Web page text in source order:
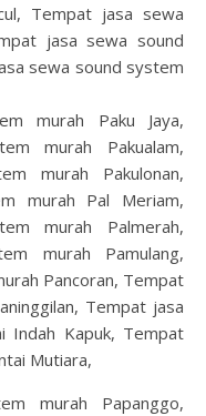
Tempat jasa sewa
jasa sewa sound
sewa sound system
murah Paku Jaya,
murah Pakualam,
murah Pakulonan,
murah Pal Meriam,
murah Palmerah,
murah Pamulang,
Pancoran, Tempat
Tempat jasa
Indah Kapuk, Tempat
Mutiara,
murah Papanggo,